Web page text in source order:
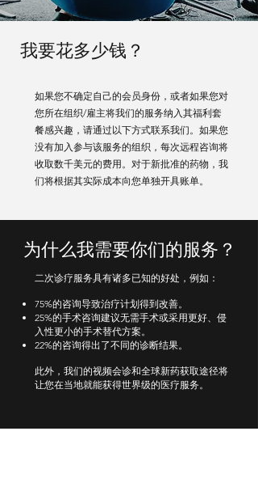
我要花多少钱？
如果您不确定自己的会员身份，或者如果您对
您所在组织/雇主将我们的服务纳入其福利套
餐感兴趣，请通过以下方式联系我们。如果您
没有加入参与该服务的组织，每次远程咨询将
收取数千美元的费用。对于新批准的药物，我
们将根据其实际成本向您单独开具账单。
为什么我需要你们的服务？
二次诊疗服务具有诸多已知的好处，例如：
75%的咨询导致治疗计划得到改善。
25%的手术咨询建议无需手术或采用更好、侵
入性更小的手术替代方案。
22%的咨询得出了不同的诊断结果。
此外，我们的视频会诊和全球新药获取途径将
让您在当地就能获得世界级的医疗服务。